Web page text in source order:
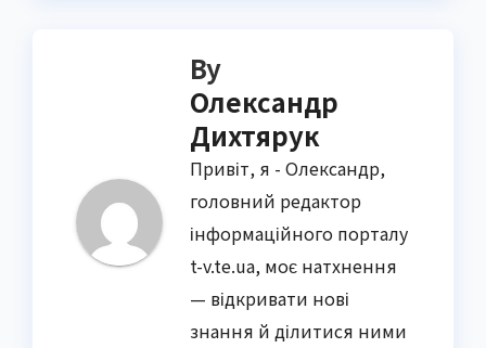
By
Олександр
Дихтярук
Привіт, я - Олександр,
головний редактор
інформаційного порталу
t-v.te.ua, моє натхнення
— відкривати нові
знання й ділитися ними